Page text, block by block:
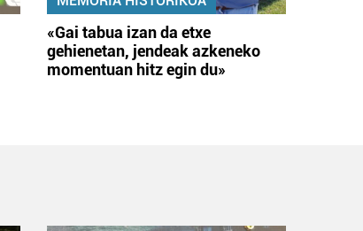
«Gai tabua izan da etxe
gehienetan, jendeak azkeneko
momentuan hitz egin du»